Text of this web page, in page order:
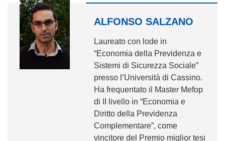
ALFONSO SALZANO
Laureato con lode in
“Economia della Previdenza e
Sistemi di Sicurezza Sociale”
presso l’Università di Cassino.
Ha frequentato il Master Mefop
di II livello in “Economia e
Diritto della Previdenza
Complementare”, come
vincitore del Premio miglior tesi